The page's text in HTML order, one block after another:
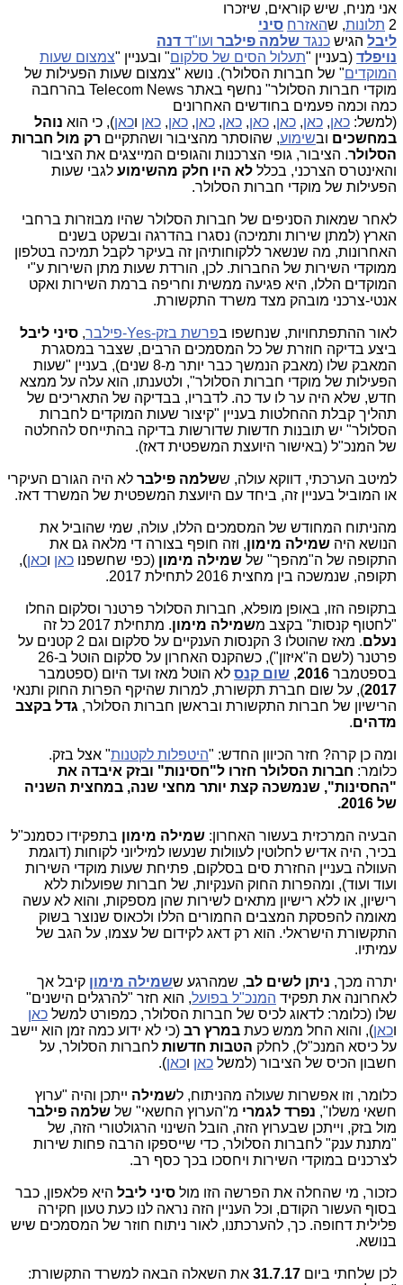
אני מניח, שיש קוראים, שיזכרו
2 תלונות, שהאזרח סיני
ליבל הגיש כנגד שלמה פילבר ועו"ד דנה
נויפלד (בעניין "תעלול הסים של סלקום" ובעניין "צמצום שעות
המוקדים" של חברות הסלולר). נושא "צמצום שעות הפעילות של
מוקדי חברות הסלולר" נחשף באתר Telecom News בהרחבה
כמה וכמה פעמים בחודשים האחרונים
(למשל: כאן, כאן, כאן, כאן, כאן, כאן, כאן, כאן וכאן), כי הוא נוהל
במחשכים ובשימוע, שהוסתר מהציבור ושהתקיים רק מול חברות
הסלולר. הציבור, גופי הצרכנות והגופים המייצגים את הציבור
והאינטרס הצרכני, בכלל לא היו חלק מהשימוע לגבי שעות
הפעילות של מוקדי חברות הסלולר.
לאחר שמאות הסניפים של חברות הסלולר שהיו מבוזרות ברחבי
הארץ (למתן שירות ותמיכה) נסגרו בהדרגה ובשקט בשנים
האחרונות, מה שנשאר ללקוחותיהן זה בעיקר לקבל תמיכה בטלפון
ממוקדי השירות של החברות. לכן, הורדת שעות מתן השירות ע"י
המוקדים הללו, היא פגיעה ממשית וחריפה ברמת השירות ואקט
אנטי-צרכני מובהק מצד משרד התקשורת.
לאור ההתפתחויות, שנחשפו בפרשת בזק-Yes-פילבר , סיני ליבל
ביצע בדיקה חוזרת של כל המסמכים הרבים, שצבר במסגרת
המאבק שלו (מאבק הנמשך כבר יותר מ-8 שנים), בעניין "שעות
הפעילות של מוקדי חברות הסלולר", ולטענתו, הוא עלה על ממצא
חדש, שלא היה ער לו עד כה. לדבריו, בבדיקה של התאריכים של
תהליך קבלת ההחלטות בעניין "קיצור שעות המוקדים לחברות
הסלולר" יש תובנות חדשות שדורשות בדיקה בהתייחס להחלטה
של המנכ"ל (באישור היועצת המשפטית דאז).
למיטב הערכתי, דווקא עולה, ששלמה פילבר לא היה הגורם העיקרי
או המוביל בעניין זה, ביחד עם היועצת המשפטית של המשרד דאז.
מהניתוח המחודש של המסמכים הללו, עולה, שמי שהוביל את
הנושא היה שמילה מימון, וזה חופף בצורה די מלאה גם את
התקופה של ה"מהפך" של שמילה מימון (כפי שחשפנו כאן וכאן),
תקופה, שנמשכה בין מחצית 2016 לתחילת 2017.
בתקופה הזו, באופן מופלא, חברות הסלולר פרטנר וסלקום החלו
"לחטוף קנסות" בקצב משמילה מימון. מתחילת 2017 כל זה
נעלם
. מאז שהוטלו 3 הקנסות הענקיים על סלקום וגם 2 קטנים על
פרטנר (לשם ה"איזון"), כשהקנס האחרון על סלקום הוטל ב-26
בספטמבר 2016
, שום קנס לא הוטל מאז ועד היום (ספטמבר
2017), על שום חברת תקשורת, למרות שהיקף הפרות החוק ותנאי
הרישיון של חברות התקשורת ובראשן חברות הסלולר, גדל בקצב
מדהים.
ומה כן קרה? חזר הכיוון החדש: "היטפלות לקטנות" אצל בזק.
כלומר: חברות הסלולר חזרו ל"חסינות" ובזק איבדה את
"החסינות", שנמשכה קצת יותר מחצי שנה, במחצית השניה
של 2016.
הבעיה המרכזית בעשור האחרון: שמילה מימון בתפקידו כסמנכ"ל
בכיר, היה אדיש לחלוטין לעוולות שנעשו למיליוני לקוחות (דוגמת
העוולה בעניין החזרת סים בסלקום, פתיחת שעות מוקדי השירות
ועוד ועוד), ומהפרות החוק הענקיות, של חברות שפועלות ללא
רישיון, או ללא רישיון מתאים לשירות שהן מספקות, והוא לא עשה
מאומה להפסקת המצבים החמורים הללו ולכאוס שנוצר בשוק
התקשורת הישראלי. הוא רק דאג לקידום של עצמו, על הגב של
עמיתיו.
יתרה מכך, ניתן לשים לב, שמהרגע ששמילה מימון קיבל אך
לאחרונה את תפקיד המנכ"ל בפועל, הוא חזר "להרגלים הישנים"
שלו (כלומר: לדאוג לכיס של חברות הסלולר, כמפורט למשל כאן
וכאן), והוא החל ממש כעת במרץ רב (כי לא ידוע כמה זמן הוא יישב
על כיסא המנכ"ל), לחלק הטבות חדשות לחברות הסלולר, על
חשבון הכיס של הציבור (למשל כאן וכאן).
כלומר, וזו אפשרות שעולה מהניתוח, לשמילה ייתכן והיה "ערוץ
חשאי משלו", נפרד לגמרי מ"הערוץ החשאי" של שלמה פילבר
מול בזק, וייתכן שבערוץ הזה, הובל השינוי הרגולטורי הזה, של
"מתנת ענק" לחברות הסלולר, כדי שייספקו הרבה פחות שירות
לצרכנים במוקדי השירות ויחסכו בכך כסף רב.
כזכור, מי שהחלה את הפרשה הזו מול סיני ליבל היא פלאפון, כבר
בסוף העשור הקודם, וכל העניין הזה נראה לנו כעת טעון חקירה
פלילית דחופה. כך, להערכתנו, לאור ניתוח חוזר של המסמכים שיש
בנושא.
לכן שלחתי ביום 31.7.17 את השאלה הבאה למשרד התקשורת: